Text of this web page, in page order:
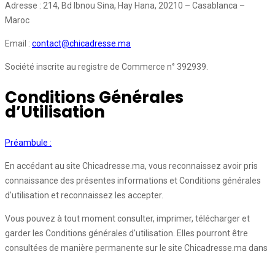
Adresse : 214, Bd Ibnou Sina, Hay Hana, 20210 – Casablanca –
Maroc
Email : contact@chicadresse.ma
Société inscrite au registre de Commerce n° 392939.
Conditions Générales
d’Utilisation
Préambule :
En accédant au site Chicadresse.ma, vous reconnaissez avoir pris
connaissance des présentes informations et Conditions générales
d'utilisation et reconnaissez les accepter.
Vous pouvez à tout moment consulter, imprimer, télécharger et
garder les Conditions générales d'utilisation. Elles pourront être
consultées de manière permanente sur le site Chicadresse.ma dans